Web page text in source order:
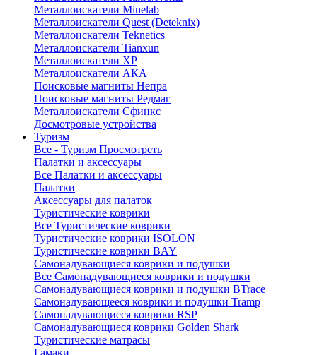
Металлоискатели Minelab
Металлоискатели Quest (Deteknix)
Металлоискатели Teknetics
Металлоискатели Tianxun
Металлоискатели XP
Металлоискатели АКА
Поисковые магниты Непра
Поисковые магниты Редмаг
Металлоискатели Сфинкс
Досмотровые устройства
Туризм
Все - Туризм Просмотреть
Палатки и аксессуары
Все Палатки и аксессуары
Палатки
Аксессуары для палаток
Туристические коврики
Все Туристические коврики
Туристические коврики ISOLON
Туристические коврики BAY
Самонадувающиеся коврики и подушки
Все Самонадувающиеся коврики и подушки
Самонадувающиеся коврики и подушки BTrace
Самонадувающееся коврики и подушки Tramp
Самонадувающиеся коврики RSP
Самонадувающиеся коврики Golden Shark
Туристические матрасы
Гамаки